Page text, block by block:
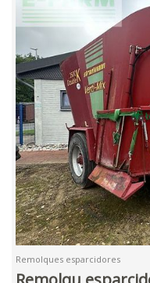
Remolques esparcidores